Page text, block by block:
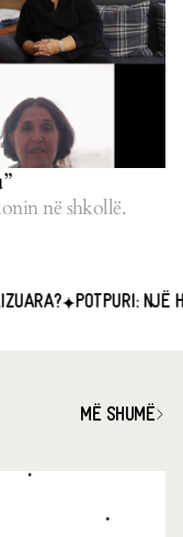
në shkollë.
POTPURI: NJË HAPËSIRË
MË SHUMË